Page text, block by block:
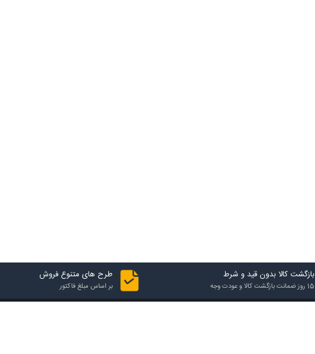
بازگشت کالا بدون قید و شرط
15 روز ضمانت بازگشت کالا و عودت وجه
طرح های متنوع فروش
بر اساس مبلغ فاکتور